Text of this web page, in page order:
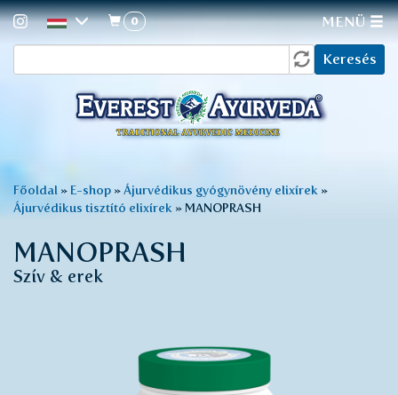
űrlap
Keresés
0 MENÜ
Jelenlegi
hely
Főoldal » E-shop »Ájurvédikus gyógynövény elixírek »
Ájurvédikus tisztító elixírek » MANOPRASH
MANOPRASH
Szív & erek